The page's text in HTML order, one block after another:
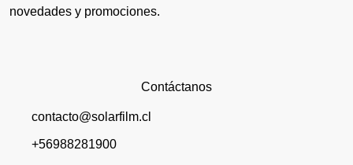
novedades y promociones.
Contáctanos
contacto@solarfilm.cl
+56988281900